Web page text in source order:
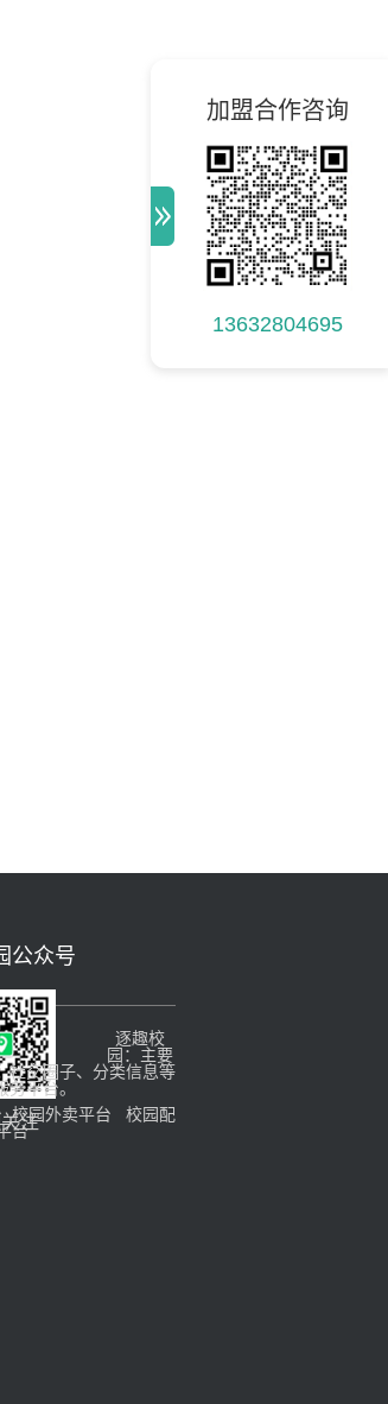
加盟合作咨询
13632804695
公众号
注
逐趣校
园：主要
社交圈子、分类信息等
平台。
校园外卖平台
校园配
台